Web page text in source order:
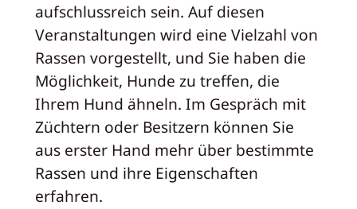
aufschlussreich sein. Auf diesen
Veranstaltungen wird eine Vielzahl von
Rassen vorgestellt, und Sie haben die
Möglichkeit, Hunde zu treffen, die
Ihrem Hund ähneln. Im Gespräch mit
Züchtern oder Besitzern können Sie
aus erster Hand mehr über bestimmte
Rassen und ihre Eigenschaften
erfahren.